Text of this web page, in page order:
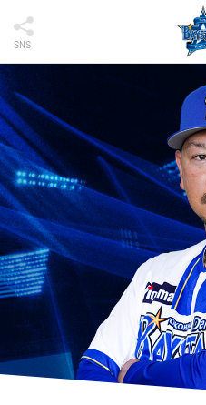
SNS